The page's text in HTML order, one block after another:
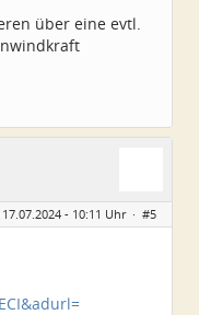
über eine evtl.
17.07.2024 - 10:11 Uhr · #5